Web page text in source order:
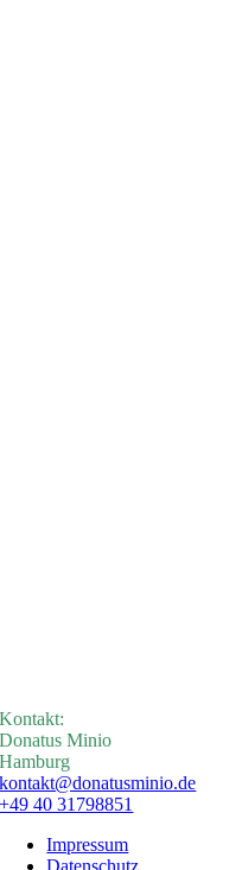
Kontakt:
Donatus Minio
Hamburg
kontakt@donatusminio.de
+49 40 31798851
Impressum
Datenschutz